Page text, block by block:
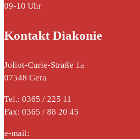
09-10 Uhr
Kontakt Diakonie
Joliot-Curie-Straße 1a
07548 Gera
Tel.: 0365 / 225 11
Fax: 0365 / 88 20 45
e-mail: